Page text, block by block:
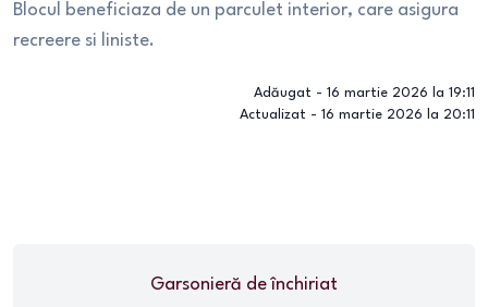
Blocul beneficiaza de un parculet interior, care asigura
recreere si liniste.
Adăugat - 16 martie 2026 la 19:11
Actualizat - 16 martie 2026 la 20:11
Garsonieră de închiriat